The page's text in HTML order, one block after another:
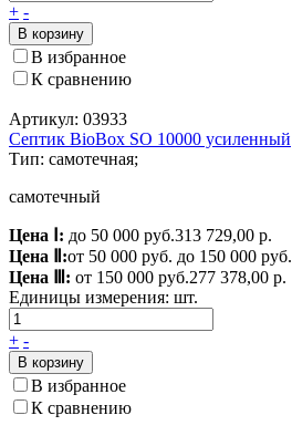
+ -
В корзину
В избранное
К сравнению
Артикул: 03933
Септик BioBox SO 10000 усиленный
Тип: самотечная;
самотечный
Цена Ⅰ: до 50 000 руб.313 729,00 р.
Цена Ⅱ:от 50 000 руб. до 150 000 руб.
Цена Ⅲ: от 150 000 руб.277 378,00 р.
Единицы измерения: шт.
+ -
В корзину
В избранное
К сравнению